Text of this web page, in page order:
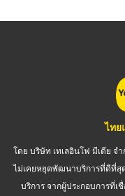
ไทย
โดย บริษัท เทเลอินโฟ มีเดีย จ
ไม่เคยหยุดพัฒนาบริการที่ดีที่สุ
บริการ จากผู้ประกอบการที่